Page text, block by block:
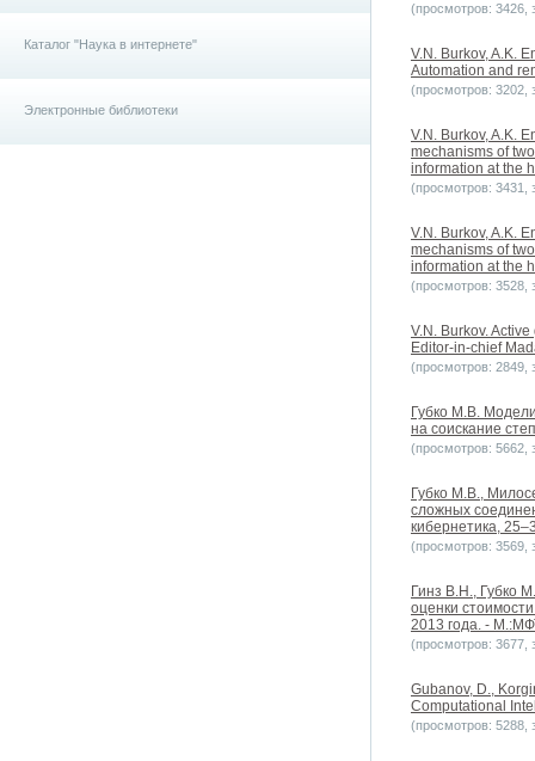
Каталог "Наука в интернете"
Электронные библиотеки
(просмотров: 3426,
V.N. Burkov, A.K.
Automation and
(просмотров: 3202,
V.N. Burkov, A.K.
mechanisms of
information at the
(просмотров: 3431,
V.N. Burkov, A.K.
mechanisms of
information at the
(просмотров: 3528,
V.N. Burkov.
Editor-in-chief
(просмотров: 2849,
Губко М.В.
на соискание
(просмотров: 5662,
Губко М.В.,
сложных
кибернетика,
(просмотров: 3569,
Гинз В.Н., Губко
оценки
2013 года. -
(просмотров: 3677,
Gubanov, D.,
Computational
(просмотров: 5288,